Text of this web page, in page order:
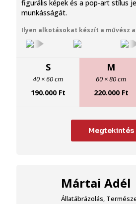
figurális képek és a pop-art stílus
munkásságát.
Ilyen alkotásokat készít a művész
S
40 × 60 cm
190.000 Ft
M
60 × 80 cm
220.000 Ft
Megtekintés
Mártai Adél
Állatábrázolás,